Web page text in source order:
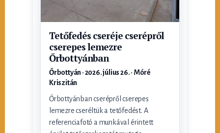
Tetőfedés cseréje cserépről
cserepes lemezre
Őrbottyánban
Őrbottyán · 2026. július 26. · Móré
Kriszitán
Őrbottyánban cserépről cserepes
lemezre cseréltük a tetőfedést. A
referenciafotó a munkával érintett